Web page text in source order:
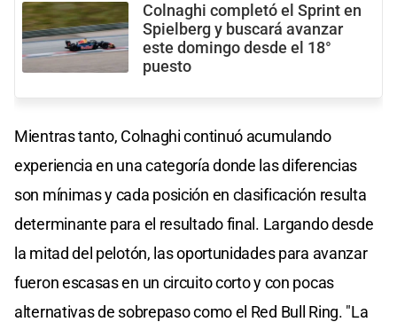
Colnaghi completó el Sprint en
Spielberg y buscará avanzar
este domingo desde el 18°
puesto
Mientras tanto, Colnaghi continuó acumulando
experiencia en una categoría donde las diferencias
son mínimas y cada posición en clasificación resulta
determinante para el resultado final. Largando desde
la mitad del pelotón, las oportunidades para avanzar
fueron escasas en un circuito corto y con pocas
alternativas de sobrepaso como el Red Bull Ring. "La